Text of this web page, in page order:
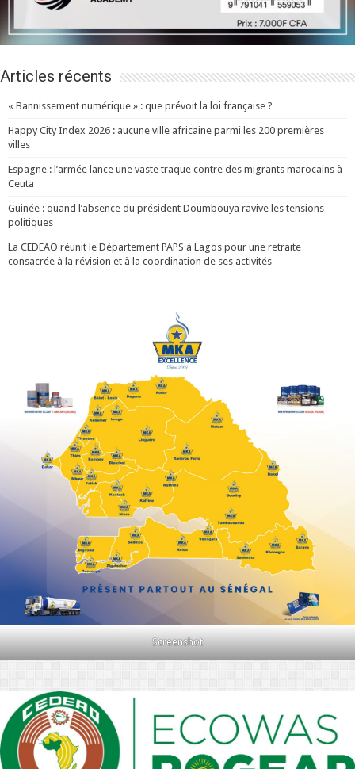
Articles récents
« Bannissement numérique » : que prévoit la loi française ?
Happy City Index 2026 : aucune ville africaine parmi les 200 premières
villes
Espagne : l’armée lance une vaste traque contre des migrants marocains à
Ceuta
Guinée : quand l’absence du président Doumbouya ravive les tensions
politiques
La CEDEAO réunit le Département PAPS à Lagos pour une retraite
consacrée à la révision et à la coordination de ses activités
Screenshot